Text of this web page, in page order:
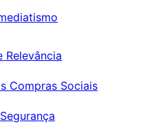
Relevância
Compras Sociais